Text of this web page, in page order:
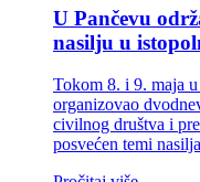
U Pančevu
nasilju u
Tokom 8. i 9. maja
organizovao
civilnog društva i
posvećen temi